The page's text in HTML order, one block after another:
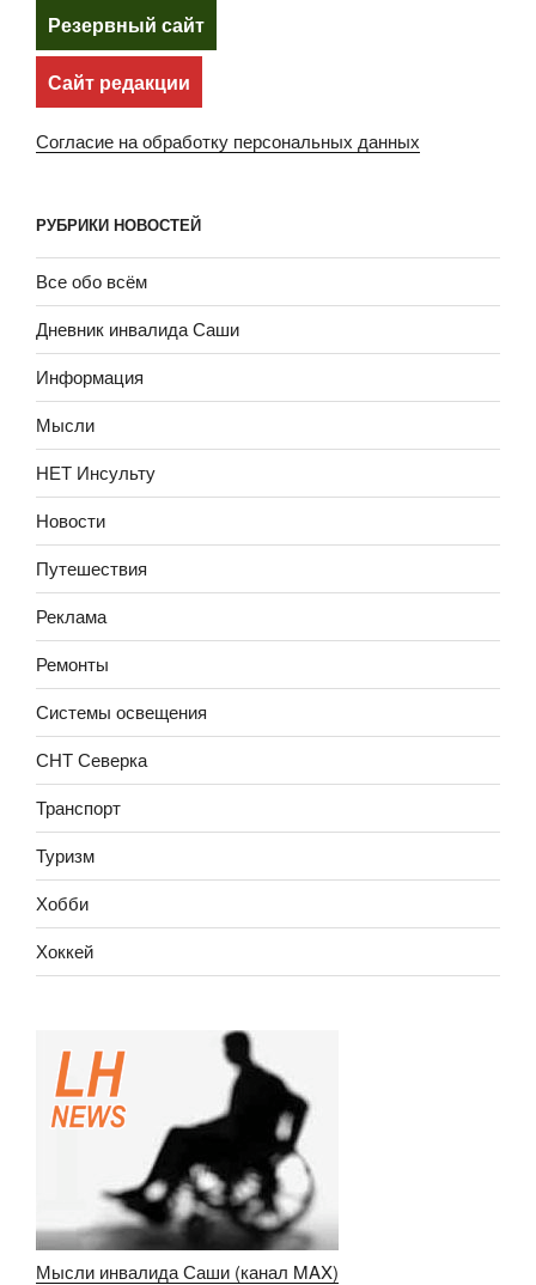
Резервный сайт
Сайт редакции
Согласие на обработку персональных данных
РУБРИКИ НОВОСТЕЙ
Все обо всём
Дневник инвалида Саши
Информация
Мысли
НЕТ Инсульту
Новости
Путешествия
Реклама
Ремонты
Системы освещения
СНТ Северка
Транспорт
Туризм
Хобби
Хоккей
Мысли инвалида Саши (канал MAX)